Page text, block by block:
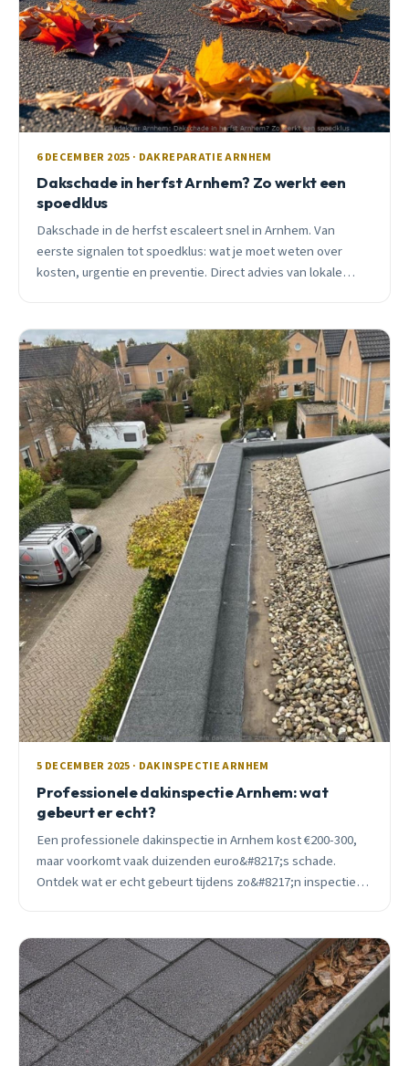
6 DECEMBER 2025 · DAKREPARATIE ARNHEM
Dakschade in herfst Arnhem? Zo werkt een
spoedklus
Dakschade in de herfst escaleert snel in Arnhem. Van
eerste signalen tot spoedklus: wat je moet weten over
kosten, urgentie en preventie. Direct advies van lokale
5 DECEMBER 2025 · DAKINSPECTIE ARNHEM
Professionele dakinspectie Arnhem: wat
gebeurt er echt?
Een professionele dakinspectie in Arnhem kost €200-300,
maar voorkomt vaak duizenden euro&#8217;s schade.
Ontdek wat er echt gebeurt tijdens zo&#8217;n inspectie